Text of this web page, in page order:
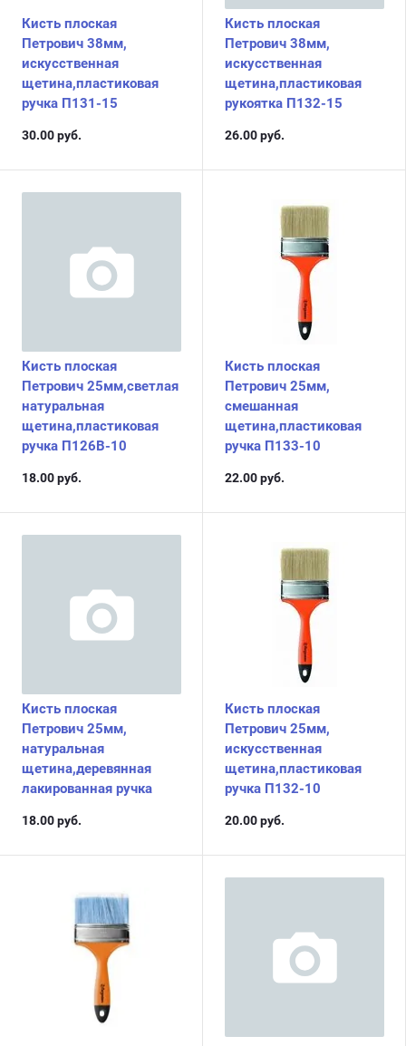
Кисть плоская
Петрович 38мм,
искусственная
щетина,пластиковая
ручка П131-15
30.00руб.
Кисть плоская
Петрович 38мм,
искусственная
щетина,пластиковая
рукоятка П132-15
26.00руб.
Кисть плоская
Петрович 25мм,светлая
натуральная
щетина,пластиковая
ручка П126В-10
18.00руб.
Кисть плоская
Петрович 25мм,
смешанная
щетина,пластиковая
ручка П133-10
22.00руб.
Кисть плоская
Петрович 25мм,
натуральная
щетина,деревянная
лакированная ручка
18.00руб.
Кисть плоская
Петрович 25мм,
искусственная
щетина,пластиковая
ручка П132-10
20.00руб.